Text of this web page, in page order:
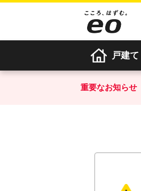
戸建て
重要なお知らせ